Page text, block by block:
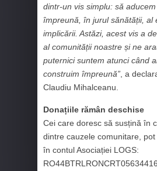
dintr-un vis simplu: să
împreună, în jurul sănătății, al
implicării. Astăzi, acest vis a
al comunității noastre și ne
puternici suntem atunci când
construim împreună” , a
Claudiu Mihalceanu.
Donațiile rămân deschise
Cei care doresc să susțină în
dintre cauzele comunitare,
în contul Asociației LOGS: